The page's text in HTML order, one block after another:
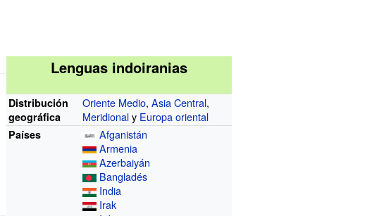
Lenguas indoiranias
Distribución
geográfica
Oriente Medio,Asia Central,
Meridionaly Europa oriental
Países
Afganistán
Armenia
Azerbaiyán
Bangladés
India
Irak